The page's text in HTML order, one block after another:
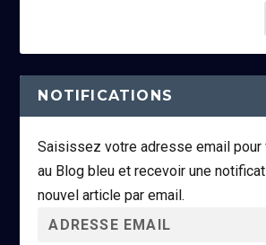
NOTIFICATIONS
Saisissez votre adresse email pour
au Blog bleu et recevoir une
nouvel article par email.